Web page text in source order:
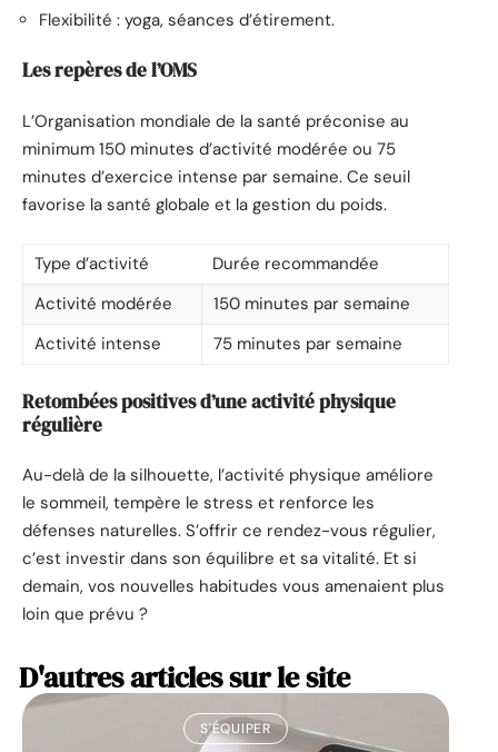
Flexibilité : yoga, séances d’étirement.
Les repères de l’OMS
L’Organisation mondiale de la santé préconise au
minimum 150 minutes d’activité modérée ou 75
minutes d’exercice intense par semaine. Ce seuil
favorise la santé globale et la gestion du poids.
Type d’activité
Durée recommandée
Activité modérée
150 minutes par semaine
Activité intense
75 minutes par semaine
Retombées positives d’une activité physique
régulière
Au-delà de la silhouette, l’activité physique améliore
le sommeil, tempère le stress et renforce les
défenses naturelles. S’offrir ce rendez-vous régulier,
c’est investir dans son équilibre et sa vitalité. Et si
demain, vos nouvelles habitudes vous amenaient plus
loin que prévu ?
D'autres articles sur le site
S'ÉQUIPER